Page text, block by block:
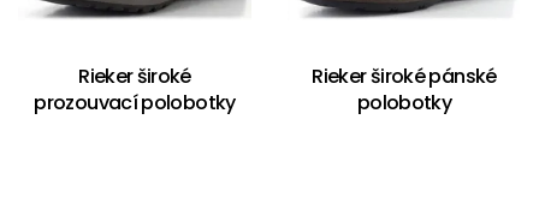
Rieker široké
prozouvací polobotky
Rieker široké pánské
polobotky